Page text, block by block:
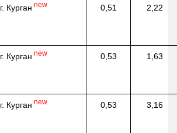
г. Курган new 0,51 2,22
г. Курган new 0,53 1,63
г. Курган new 0,53 3,16